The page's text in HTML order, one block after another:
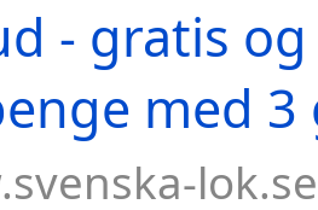
tilbud, så beskriv dine
i al slags vejr, og husk at vores
så vil maksimalt 2-3
penge (i nærheden af 53 pct).
- gratis
med
lok.se